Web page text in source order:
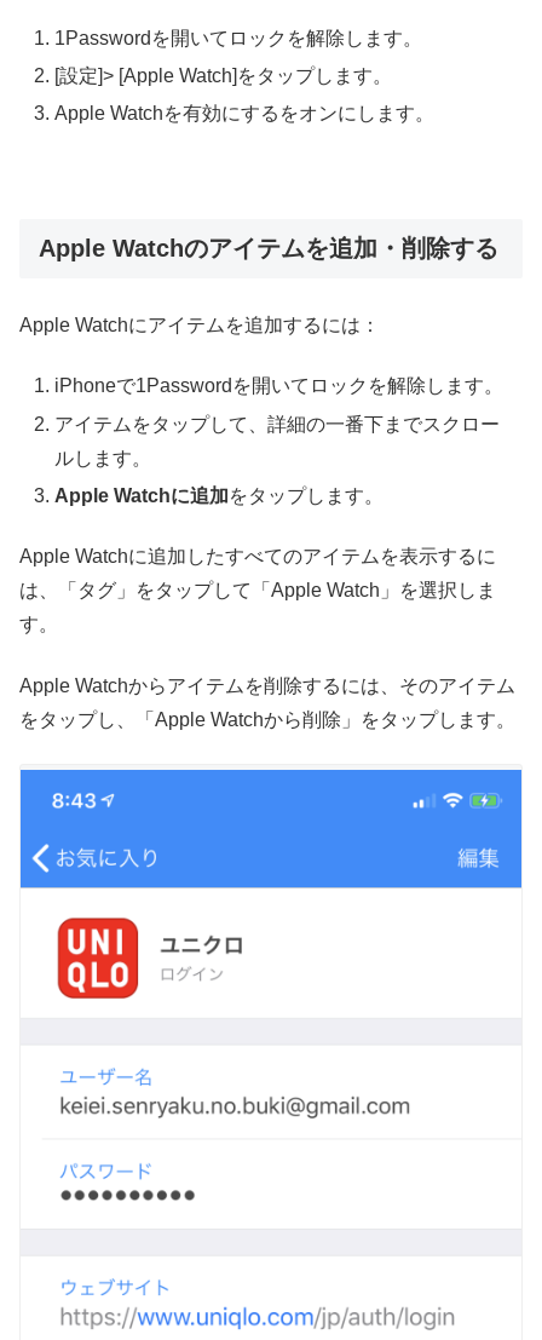
1Passwordを開いてロックを解除します。
[設定]> [Apple Watch]をタップします。
Apple Watchを有効にするをオンにします。
Apple Watchのアイテムを追加・削除する
Apple Watchにアイテムを追加するには：
iPhoneで1Passwordを開いてロックを解除します。
アイテムをタップして、詳細の一番下までスクロー
ルします。
Apple Watchに追加をタップします。
Apple Watchに追加したすべてのアイテムを表示するに
は、「タグ」をタップして「Apple Watch」を選択しま
す。
Apple Watchからアイテムを削除するには、そのアイテム
をタップし、「Apple Watchから削除」をタップします。